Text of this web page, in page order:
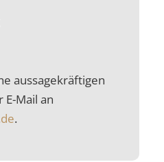
aussagekräftigen
Mail an
.